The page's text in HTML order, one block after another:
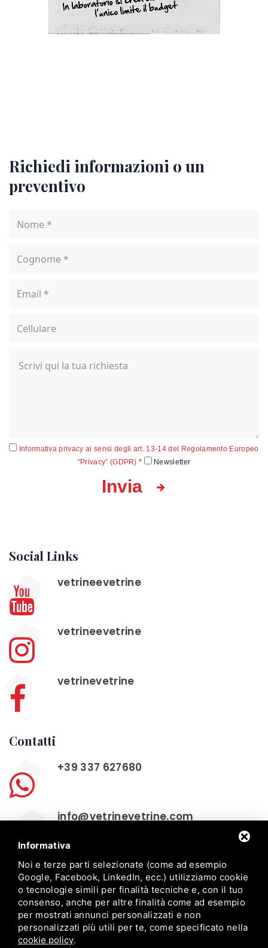
Richiedi informazioni o un
preventivo
Informativa privacy ai sensi degli art. 13-14 del Regolamento Europeo
“Privacy” (GDPR) * Newsletter
Invia
Social Links
vetrineevetrine
vetrineevetrine
vetrinevetrine
Contatti
+39 337 627680
info@vetrinevetrine.com
+39 0532 770163
Informativa
Noi e terze parti selezionate (come ad esempio
Google, Facebook, LinkedIn, ecc.) utilizziamo cookie
o tecnologie simili per finalità tecniche e, con il tuo
consenso, anche per altre finalità come ad esempio
per mostrati annunci personalizzati e non
personalizzati più utili per te, come specificato nella
cookie policy.